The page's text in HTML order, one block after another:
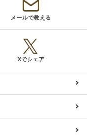
メールで教える
Xでシェア